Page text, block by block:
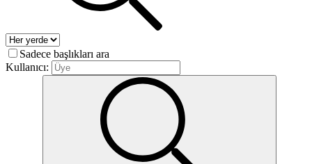
Sadece başlıkları ara
Kullanıcı: